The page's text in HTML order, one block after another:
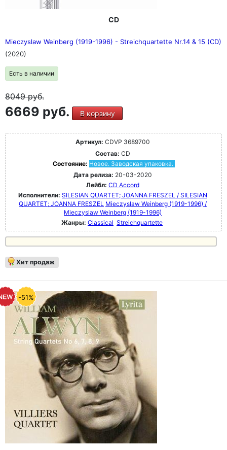
CD
Mieczyslaw Weinberg (1919-1996) - Streichquartette Nr.14 & 15 (CD)
(2020)
Есть в наличии
8049руб.
6669 руб. В корзину
Артикул: CDVP 3689700
Состав: CD
Состояние: Новое. Заводская упаковка.
Дата релиза: 20-03-2020
Лейбл: CD Accord
Исполнители: SILESIAN QUARTET; JOANNA FRESZEL / SILESIAN
QUARTET; JOANNA FRESZEL Mieczyslaw Weinberg (1919-1996) /
Mieczyslaw Weinberg (1919-1996)
Жанры: Classical Streichquartette
Хит продаж
-51%